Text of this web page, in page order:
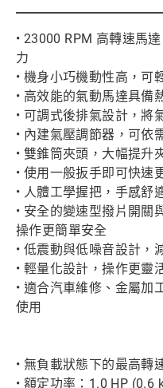
• 23000 RPM 高轉速馬
力
• 機身小巧機動性高，可
• 高效能的氣動馬達具備
• 可調式後排氣設計，將
• 內建氣壓調節器，可依
• 雙錐筒夾頭，大幅提升
• 使用一般扳手即可快速
• 人體工學握把，手感舒
• 安全的變速型撥片開關
操作更簡單安全
• 低震動與低噪音設計，
• 輕量化設計，操作更靈
• 適合汽車維修、金屬加
使用
• 無負載狀態下的最高轉
• 額定功率：1.0 HP (0.6